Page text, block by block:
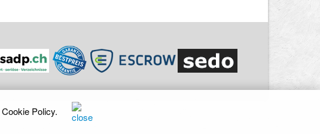
Cookie Policy.